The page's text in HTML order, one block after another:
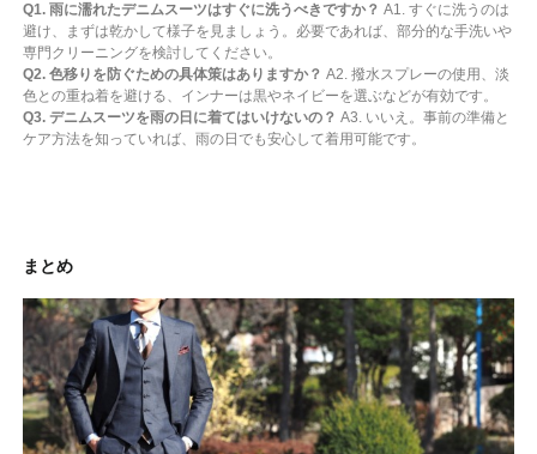
Q1. 雨に濡れたデニムスーツはすぐに洗うべきですか？ A1. すぐに洗うのは
避け、まずは乾かして様子を見ましょう。必要であれば、部分的な手洗いや
専門クリーニングを検討してください。
Q2. 色移りを防ぐための具体策はありますか？ A2. 撥水スプレーの使用、淡
色との重ね着を避ける、インナーは黒やネイビーを選ぶなどが有効です。
Q3. デニムスーツを雨の日に着てはいけないの？ A3. いいえ。事前の準備と
ケア方法を知っていれば、雨の日でも安心して着用可能です。
まとめ